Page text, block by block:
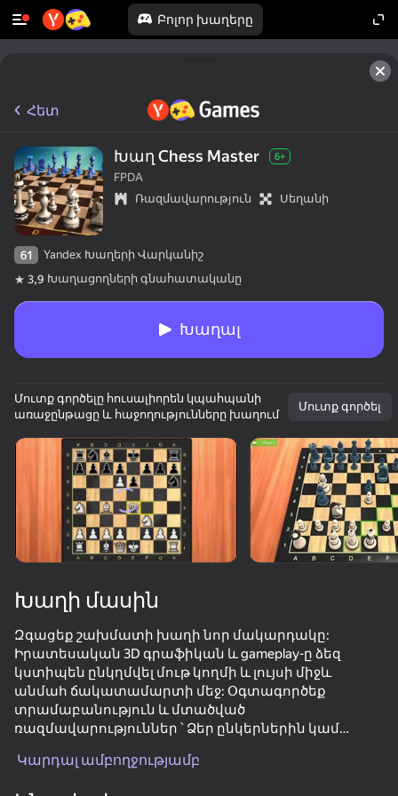
Բոլոր խաղերը
Պտտեք սարքը
Խաղը աշխատում է միայն հորիզոնական
ուղղությամբ
ԽԱՂԱԼ
Հետ
Խաղ Chess Master 6+
FPDA
Ռազմավարություն
Սեղանի
61
Yandex Խաղերի Վարկանիշ
3,9 Խաղացողների գնահատականը
Խաղալ
Մուտք գործելը հուսալիորեն կպահպանի
առաջընթացը և հաջողությունները խաղում
Մուտք գործել
Խաղի մասին
Զգացեք շախմատի խաղի նոր մակարդակը:
Իրատեսական 3D գրաֆիկան և gameplay-ը ձեզ
կստիպեն ընկղմվել մութ կողմի և լույսի միջև
անմահ ճակատամարտի մեջ: Օգտագործեք
տրամաբանություն և մտածված
ռազմավարություններ ՝ Ձեր ընկերներին կամ
մարտահրավեր նետելու և շախմատի իսկական
Կարդալ ամբողջությամբ